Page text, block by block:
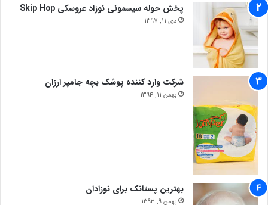
پخش حوله سیسمونی نوزاد عروسکی Skip Hop
دی 11, 1397
شرکت وارد کننده پوشک بچه جامپر ارزان
بهمن 11, 1394
بهترین پستانک برای نوزادان
بهمن 9, 1393